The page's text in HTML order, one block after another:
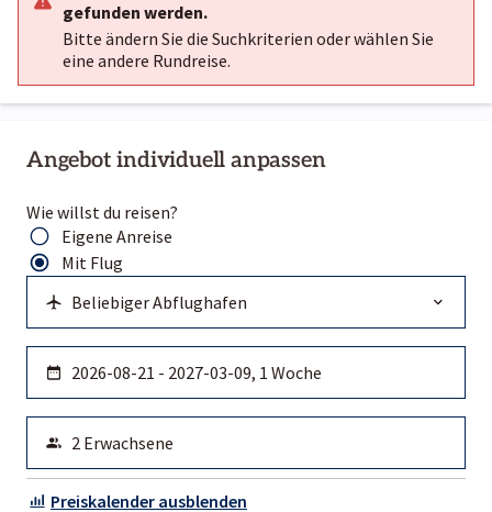
Angebot individuell anpassen
Wie willst du reisen?
Eigene Anreise
Mit Flug
Preiskalender ausblenden
gefunden werden.
Bitte ändern Sie die Suchkriterien oder wählen Sie
eine andere Rundreise.